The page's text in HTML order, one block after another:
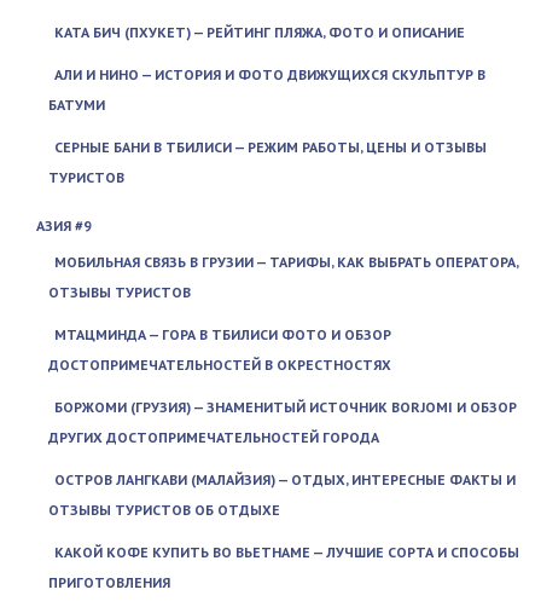
КАТА БИЧ (ПХУКЕТ) — РЕЙТИНГ ПЛЯЖА, ФОТО И ОПИСАНИЕ
АЛИ И НИНО — ИСТОРИЯ И ФОТО ДВИЖУЩИХСЯ СКУЛЬПТУР В
БАТУМИ
СЕРНЫЕ БАНИ В ТБИЛИСИ — РЕЖИМ РАБОТЫ, ЦЕНЫ И ОТЗЫВЫ
ТУРИСТОВ
АЗИЯ #9
МОБИЛЬНАЯ СВЯЗЬ В ГРУЗИИ — ТАРИФЫ, КАК ВЫБРАТЬ ОПЕРАТОРА,
ОТЗЫВЫ ТУРИСТОВ
МТАЦМИНДА — ГОРА В ТБИЛИСИ ФОТО И ОБЗОР
ДОСТОПРИМЕЧАТЕЛЬНОСТЕЙ В ОКРЕСТНОСТЯХ
БОРЖОМИ (ГРУЗИЯ) — ЗНАМЕНИТЫЙ ИСТОЧНИК BORJOMI И ОБЗОР
ДРУГИХ ДОСТОПРИМЕЧАТЕЛЬНОСТЕЙ ГОРОДА
ОСТРОВ ЛАНГКАВИ (МАЛАЙЗИЯ) — ОТДЫХ, ИНТЕРЕСНЫЕ ФАКТЫ И
ОТЗЫВЫ ТУРИСТОВ ОБ ОТДЫХЕ
КАКОЙ КОФЕ КУПИТЬ ВО ВЬЕТНАМЕ — ЛУЧШИЕ СОРТА И СПОСОБЫ
ПРИГОТОВЛЕНИЯ